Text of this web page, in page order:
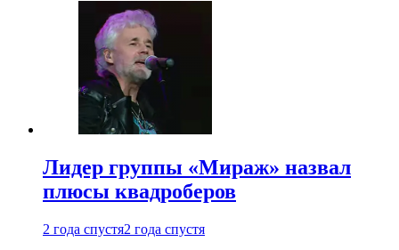
Лидер группы «Мираж» назвал
плюсы квадроберов
2 года спустя2 года спустя